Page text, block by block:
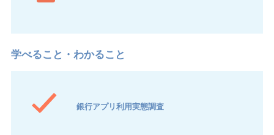
銀行アプリ利用実態調査